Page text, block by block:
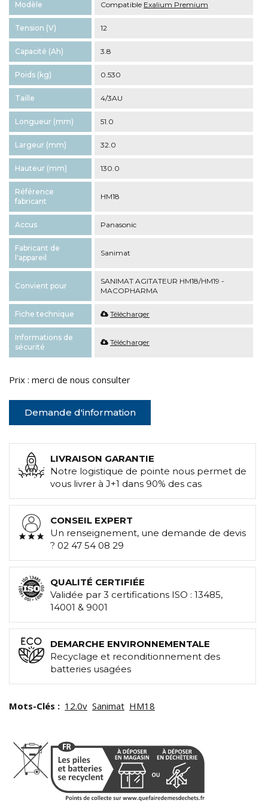
Modèle Compatible Exalium Premium
Tension (V) 12
Capacité (Ah) 3.8
Poids (kg) 0.530
Taille 4/3AU
Longueur (mm) 51.0
Largeur (mm) 32.0
Hauteur (mm) 130.0
Référence
fabricant
HM18
Accus Panasonic
Fabricant de
l'appareil
Sanimat
Convient pour
SANIMAT AGITATEUR HM18/HM19 -
MACOPHARMA
Fiche technique Télécharger
Informations de
sécurité
Télécharger
Prix : merci de nous consulter
Demande d'information
LIVRAISON GARANTIE
Notre logistique de pointe nous permet de
vous livrer à J+1 dans 90% des cas
CONSEIL EXPERT
Un renseignement, une demande de devis
? 02 47 54 08 29
QUALITÉ CERTIFIÉE
Validée par 3 certifications ISO : 13485,
14001 & 9001
DEMARCHE ENVIRONNEMENTALE
Recyclage et reconditionnement des
batteries usagées
Mots-Clés : 12.0v Sanimat HM18